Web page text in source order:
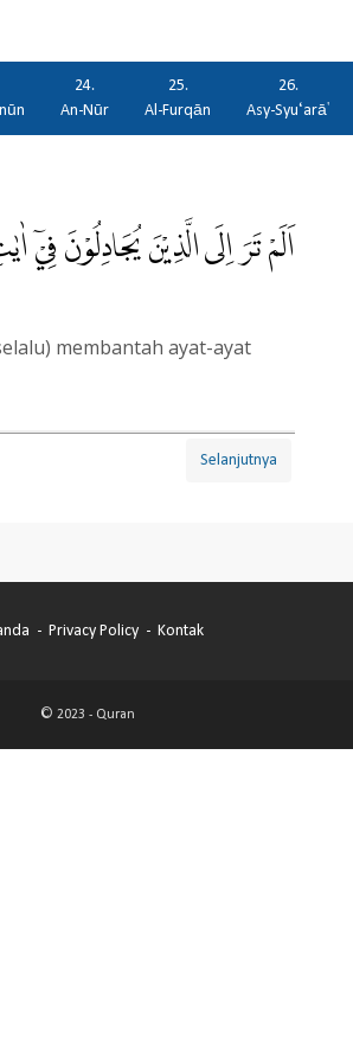
24.
An-Nūr
25.
Al-Furqān
26.
Asy-Syu‘arā'
اَلَمْ تَرَ اِلَى الَّذِيْنَ يُجَادِلُوْنَ فِيْٓ
membantah ayat-ayat
Selanjutnya
Privacy Policy Kontak
© 2023 - Quran